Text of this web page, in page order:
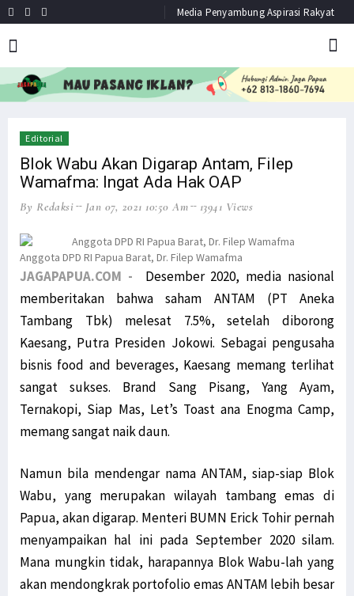
Media Penyambung Aspirasi Rakyat
HEADLINENEWS
Editorial
Blok Wabu Akan Digarap Antam, Filep
Wamafma: Ingat Ada Hak OAP
By Redaksi Jan 07, 2021 10:50 Am 13941 Views
Anggota DPD RI Papua Barat, Dr. Filep Wamafma
JAGAPAPUA.COM -
Desember 2020, media nasional
memberitakan bahwa saham ANTAM (PT Aneka
Tambang Tbk) melesat 7.5%, setelah diborong
Kaesang, Putra Presiden Jokowi. Sebagai pengusaha
bisnis food and beverages, Kaesang memang terlihat
sangat sukses. Brand Sang Pisang, Yang Ayam,
Ternakopi, Siap Mas, Let’s Toast ana Enogma Camp,
memang sangat naik daun.
Namun bila mendengar nama ANTAM, siap-siap Blok
Wabu, yang merupakan wilayah tambang emas di
Papua, akan digarap. Menteri BUMN Erick Tohir pernah
menyampaikan hal ini pada September 2020 silam.
Mana mungkin tidak, harapannya Blok Wabu-lah yang
akan mendongkrak portofolio emas ANTAM lebih besar